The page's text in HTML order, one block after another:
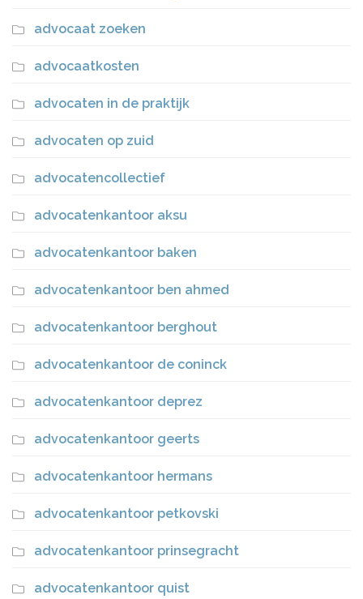
advocaat zoeken
advocaatkosten
advocaten in de praktijk
advocaten op zuid
advocatencollectief
advocatenkantoor aksu
advocatenkantoor baken
advocatenkantoor ben ahmed
advocatenkantoor berghout
advocatenkantoor de coninck
advocatenkantoor deprez
advocatenkantoor geerts
advocatenkantoor hermans
advocatenkantoor petkovski
advocatenkantoor prinsegracht
advocatenkantoor quist